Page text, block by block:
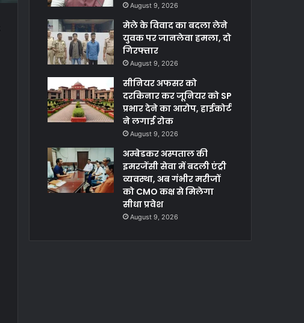
August 9, 2026
मेले के विवाद का बदला लेने
युवक पर जानलेवा हमला, दो
गिरफ्तार
August 9, 2026
सीनियर अफसर को
दरकिनार कर जूनियर को SP
प्रभार देने का आरोप, हाईकोर्ट
ने लगाई रोक
August 9, 2026
अम्बेडकर अस्पताल की
इमरजेंसी सेवा में बदली एंट्री
व्यवस्था, अब गंभीर मरीजों
को CMO कक्ष से मिलेगा
सीधा प्रवेश
August 9, 2026